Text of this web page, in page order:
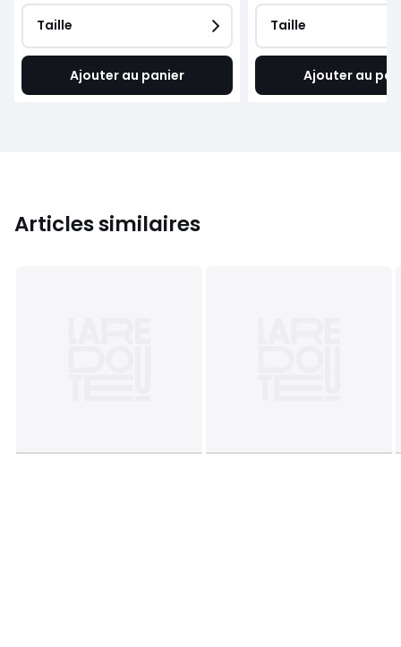
Taille
Ajouter au panier
Taille
Ajouter au
Articles similaires